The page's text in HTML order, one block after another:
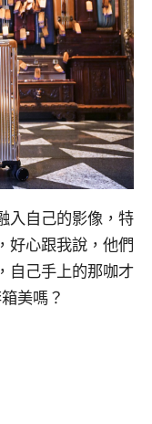
入自己的影像，特
好心跟我說，他們
自己手上的那咖才
美嗎？